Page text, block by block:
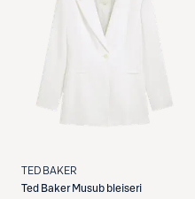
TED BAKER
Ted Baker Musub bleiseri